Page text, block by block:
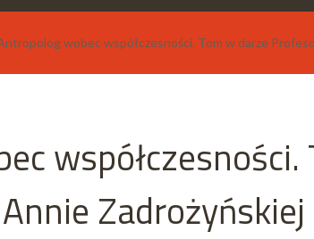
wobec współczesności. Tom w darze
współczesności.
Zadrożyńskiej